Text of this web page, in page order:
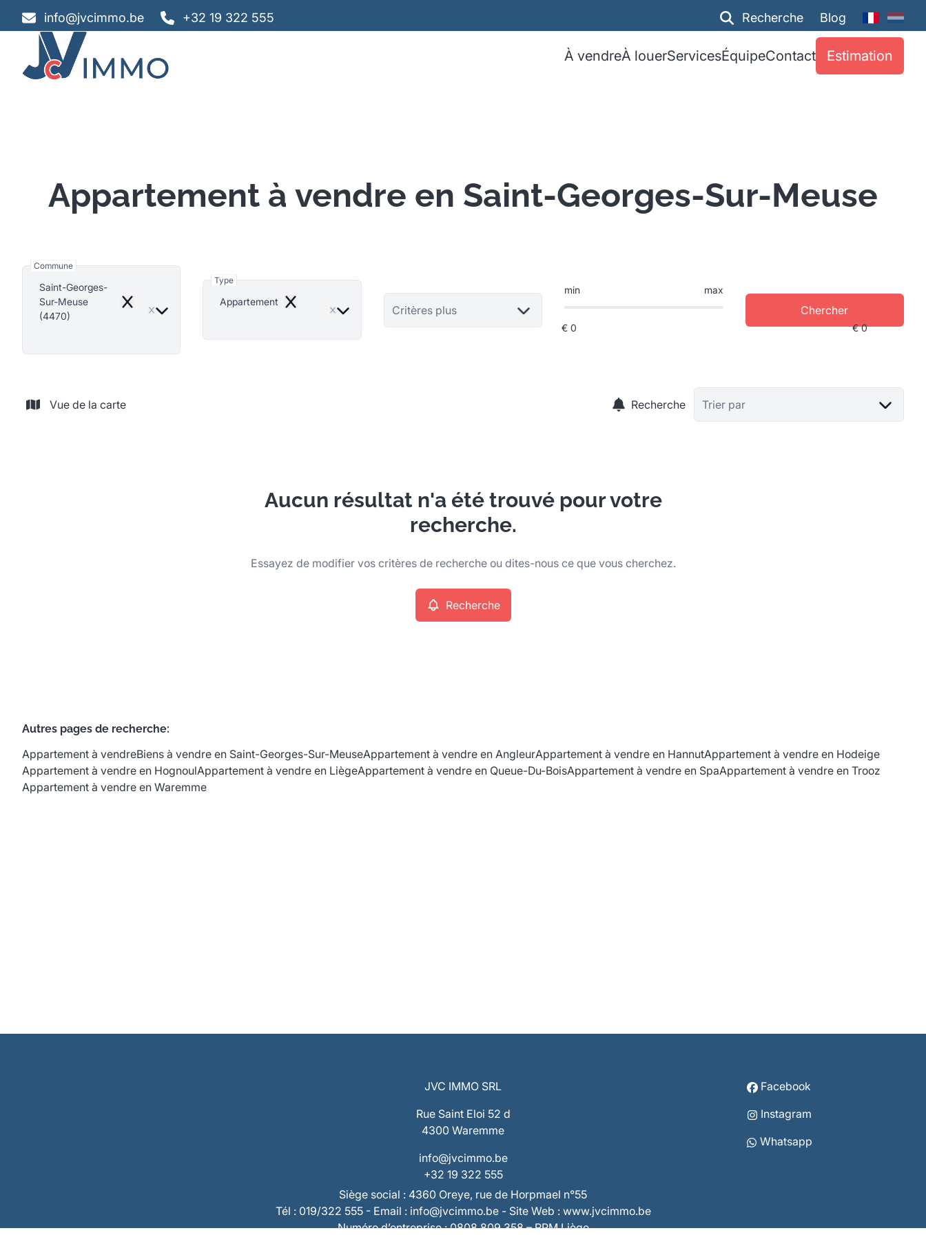
info@jvcimmo.be +32 19 322 555 Recherche Blog
À vendreÀ louerServicesÉquipeContact Estimation
Appartement à vendre en Saint-Georges-Sur-Meuse
Commune
Saint-Georges-
Sur-Meuse
(4470)
Remove
Type
Appartement
Remove Critères plus
min max
Chercher
Vue de la carte Recherche Trier par
Aucun résultat n'a été trouvé pour votre
recherche.
Essayez de modifier vos critères de recherche ou dites-nous ce que vous cherchez.
Recherche
Autres pages de recherche:
Appartement à vendreBiens à vendre en Saint-Georges-Sur-MeuseAppartement à vendre en AngleurAppartement à vendre en HannutAppartement à vendre en Hodeige
Appartement à vendre en HognoulAppartement à vendre en LiègeAppartement à vendre en Queue-Du-BoisAppartement à vendre en SpaAppartement à vendre en Trooz
Appartement à vendre en Waremme
JVC IMMO SRL
Rue Saint Eloi 52 d
4300 Waremme
info@jvcimmo.be
+32 19 322 555
Facebook
Instagram
Whatsapp
Siège social : 4360 Oreye, rue de Horpmael n°55
Tél : 019/322 555 - Email : info@jvcimmo.be - Site Web : www.jvcimmo.be
Numéro d’entreprise : 0808.809.358 – RPM Liège